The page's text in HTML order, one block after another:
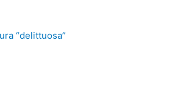
“delittuosa”